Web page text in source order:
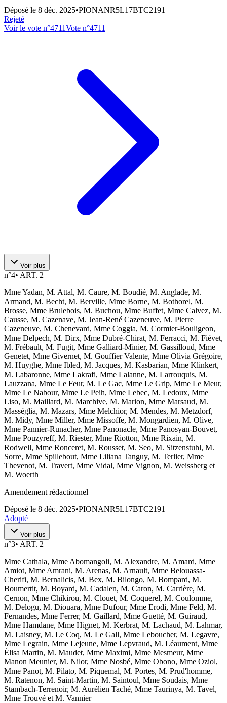
Déposé le 8 déc. 2025•PIONANR5L17BTC2191
Rejeté
Voir le vote n°4711Vote n°4711
Voir plus
n°4• ART. 2
Mme Yadan, M. Attal, M. Caure, M. Boudié, M. Anglade, M.
Armand, M. Becht, M. Berville, Mme Borne, M. Bothorel, M.
Brosse, Mme Brulebois, M. Buchou, Mme Buffet, Mme Calvez, M.
Causse, M. Cazenave, M. Jean-René Cazeneuve, M. Pierre
Cazeneuve, M. Chenevard, Mme Coggia, M. Cormier-Bouligeon,
Mme Delpech, M. Dirx, Mme Dubré-Chirat, M. Ferracci, M. Fiévet,
M. Frébault, M. Fugit, Mme Galliard-Minier, M. Gassilloud, Mme
Genetet, Mme Givernet, M. Gouffier Valente, Mme Olivia Grégoire,
M. Huyghe, Mme Ibled, M. Jacques, M. Kasbarian, Mme Klinkert,
M. Labaronne, Mme Lakrafi, Mme Lalanne, M. Larrouquis, M.
Lauzzana, Mme Le Feur, M. Le Gac, Mme Le Grip, Mme Le Meur,
Mme Le Nabour, Mme Le Peih, Mme Lebec, M. Ledoux, Mme
Liso, M. Maillard, M. Marchive, M. Marion, Mme Marsaud, M.
Masséglia, M. Mazars, Mme Melchior, M. Mendes, M. Metzdorf,
M. Midy, Mme Miller, Mme Missoffe, M. Mongardien, M. Olive,
Mme Pannier-Runacher, Mme Panonacle, Mme Panosyan-Bouvet,
Mme Pouzyreff, M. Riester, Mme Riotton, Mme Rixain, M.
Rodwell, Mme Ronceret, M. Rousset, M. Seo, M. Sitzenstuhl, M.
Sorre, Mme Spillebout, Mme Liliana Tanguy, M. Terlier, Mme
Thevenot, M. Travert, Mme Vidal, Mme Vignon, M. Weissberg et
M. Woerth
Amendement rédactionnel
Déposé le 8 déc. 2025•PIONANR5L17BTC2191
Adopté
Voir plus
n°3• ART. 2
Mme Cathala, Mme Abomangoli, M. Alexandre, M. Amard, Mme
Amiot, Mme Amrani, M. Arenas, M. Arnault, Mme Belouassa-
Cherifi, M. Bernalicis, M. Bex, M. Bilongo, M. Bompard, M.
Boumertit, M. Boyard, M. Cadalen, M. Caron, M. Carrière, M.
Cernon, Mme Chikirou, M. Clouet, M. Coquerel, M. Coulomme,
M. Delogu, M. Diouara, Mme Dufour, Mme Erodi, Mme Feld, M.
Fernandes, Mme Ferrer, M. Gaillard, Mme Guetté, M. Guiraud,
Mme Hamdane, Mme Hignet, M. Kerbrat, M. Lachaud, M. Lahmar,
M. Laisney, M. Le Coq, M. Le Gall, Mme Leboucher, M. Legavre,
Mme Legrain, Mme Lejeune, Mme Lepvraud, M. Léaument, Mme
Élisa Martin, M. Maudet, Mme Maximi, Mme Mesmeur, Mme
Manon Meunier, M. Nilor, Mme Nosbé, Mme Obono, Mme Oziol,
Mme Panot, M. Pilato, M. Piquemal, M. Portes, M. Prud'homme,
M. Ratenon, M. Saint-Martin, M. Saintoul, Mme Soudais, Mme
Stambach-Terrenoir, M. Aurélien Taché, Mme Taurinya, M. Tavel,
Mme Trouvé et M. Vannier